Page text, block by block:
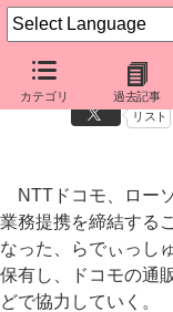
カテゴリ 過去記事
ドコモとローソン、ら
リスト
NTTドコモ、ロー
業務提携を締結する
なった、らでぃっし
保有し、ドコモの通
どで協力していく。